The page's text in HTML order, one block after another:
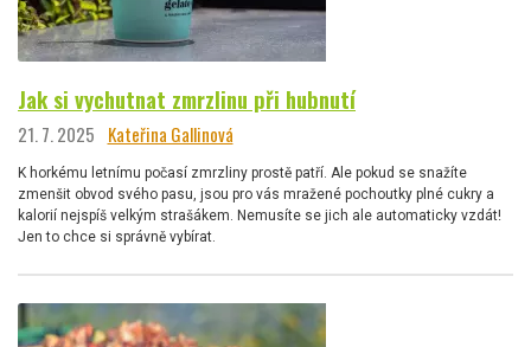
Jak si vychutnat zmrzlinu při hubnutí
21. 7. 2025 Kateřina Gallinová
K horkému letnímu počasí zmrzliny prostě patří. Ale pokud se snažíte
zmenšit obvod svého pasu, jsou pro vás mražené pochoutky plné cukry a
kalorií nejspíš velkým strašákem. Nemusíte se jich ale automaticky vzdát!
Jen to chce si správně vybírat.